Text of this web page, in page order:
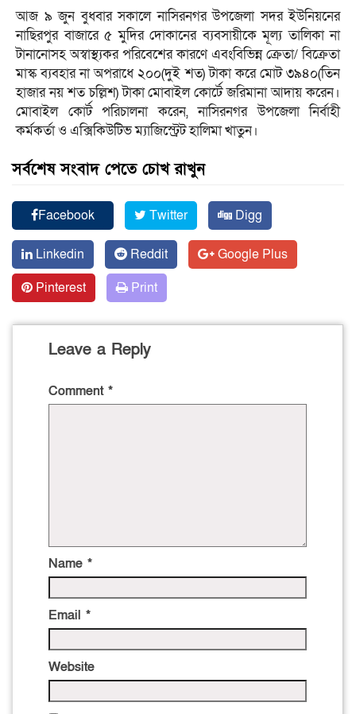
আজ ৯ জুন বুধবার সকালে নাসিরনগর উপজেলা সদর ইউনিয়নের
নাছিরপুর বাজারে ৫ মুদির দোকানের ব্যবসায়ীকে মূল্য তালিকা না
টানানোসহ অস্বাস্থ্যকর পরিবেশের কারণে এবংবিভিন্ন ক্রেতা/ বিক্রেতা
মাস্ক ব্যবহার না অপরাধে ২০০(দুই শত) টাকা করে মোট ৩৯৪০(তিন
হাজার নয় শত চল্লিশ) টাকা মোবাইল কোর্টে জরিমানা আদায় করেন।
মোবাইল কোর্ট পরিচালনা করেন, নাসিরনগর উপজেলা নির্বাহী
কর্মকর্তা ও এক্সিকিউটিভ ম্যাজিস্ট্রেট হালিমা খাতুন।
সর্বশেষ সংবাদ পেতে চোখ রাখুন
Facebook Twitter Digg
Linkedin Reddit
Google Plus
Pinterest
Print
Leave a Reply
Comment *
Name *
Email *
Website